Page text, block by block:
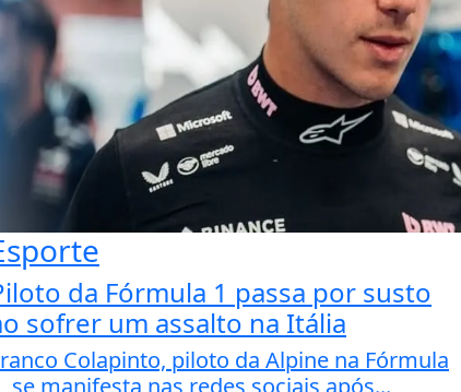
da Fórmula 1 passa por susto
sofrer um assalto na Itália
Colapinto, piloto da Alpine na Fórmula
se manifesta nas redes sociais após...